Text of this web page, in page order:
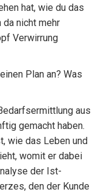
hat, wie du das
nicht mehr
Verwirrung
Plan an? Was
aus
gemacht haben.
wie das Leben und
womit er dabei
der Ist-
den der Kunde